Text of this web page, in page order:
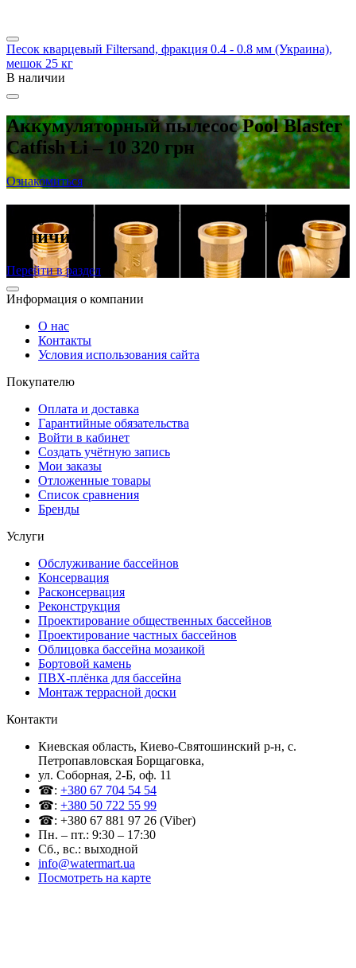
Песок кварцевый Filtersand, фракция 0.4 - 0.8 мм (Украина),
мешок 25 кг
В наличии
Аккумуляторный пылесос Pool Blaster
Catfish Li – 10 320 грн
Ознакомиться
Латунные резьбовые фитинги в
наличии
Перейти в раздел
Информация о компании
О нас
Контакты
Условия использования сайта
Покупателю
Оплата и доставка
Гарантийные обязательства
Войти в кабинет
Создать учётную запись
Мои заказы
Отложенные товары
Список сравнения
Бренды
Услуги
Обслуживание бассейнов
Консервация
Расконсервация
Реконструкция
Проектирование общественных бассейнов
Проектирование частных бассейнов
Облицовка бассейна мозаикой
Бортовой камень
ПВХ-плёнка для бассейна
Монтаж террасной доски
Контакти
Киевская область, Киево-Святошинский р-н, c.
Петропавловская Борщаговка,
ул. Соборная, 2-Б, оф. 11
☎: +380 67 704 54 54
☎: +380 50 722 55 99
☎: +380 67 881 97 26 (Viber)
Пн. – пт.: 9:30 – 17:30
Сб., вс.: выходной
info@watermart.ua
Посмотреть на карте